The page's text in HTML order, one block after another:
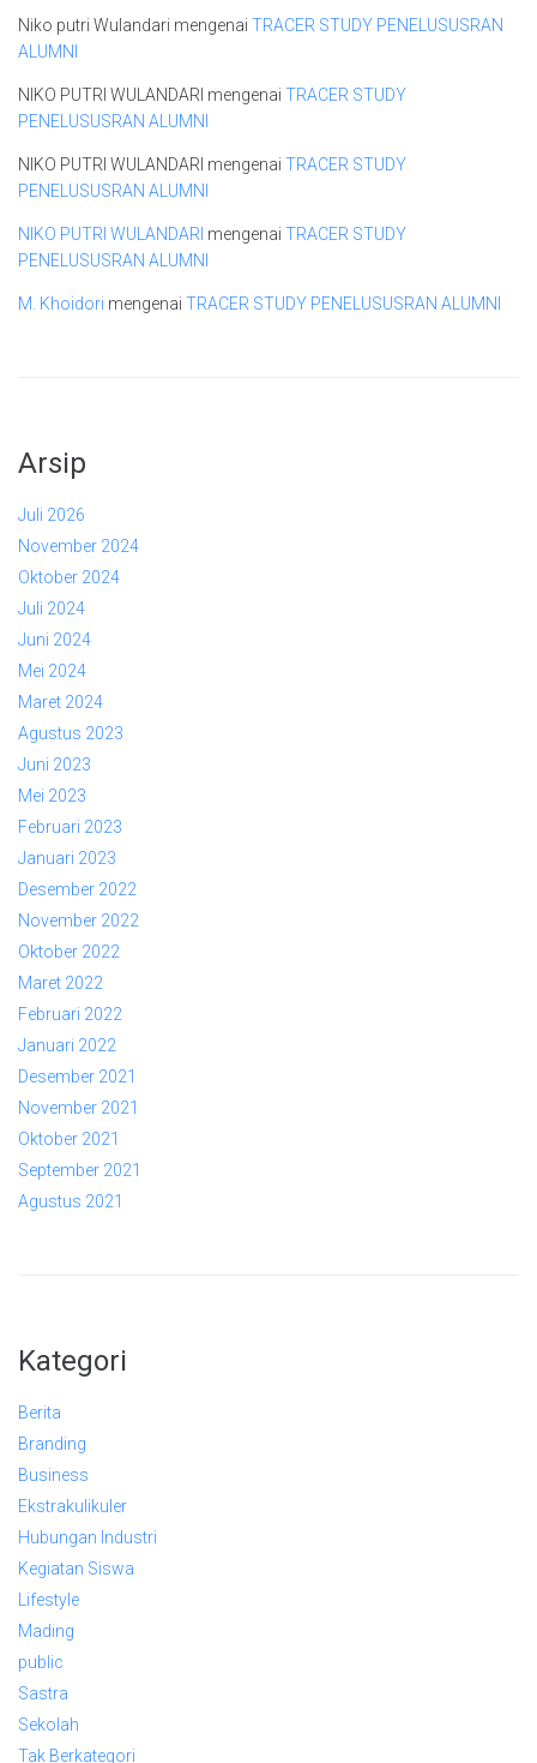
Niko putri Wulandari mengenai TRACER STUDY PENELUSUSRAN
ALUMNI
NIKO PUTRI WULANDARI mengenai TRACER STUDY
PENELUSUSRAN ALUMNI
NIKO PUTRI WULANDARI mengenai TRACER STUDY
PENELUSUSRAN ALUMNI
NIKO PUTRI WULANDARI mengenai TRACER STUDY
PENELUSUSRAN ALUMNI
M. Khoidori mengenai TRACER STUDY PENELUSUSRAN ALUMNI
Arsip
Juli 2026
November 2024
Oktober 2024
Juli 2024
Juni 2024
Mei 2024
Maret 2024
Agustus 2023
Juni 2023
Mei 2023
Februari 2023
Januari 2023
Desember 2022
November 2022
Oktober 2022
Maret 2022
Februari 2022
Januari 2022
Desember 2021
November 2021
Oktober 2021
September 2021
Agustus 2021
Kategori
Berita
Branding
Business
Ekstrakulikuler
Hubungan Industri
Kegiatan Siswa
Lifestyle
Mading
public
Sastra
Sekolah
Tak Berkategori